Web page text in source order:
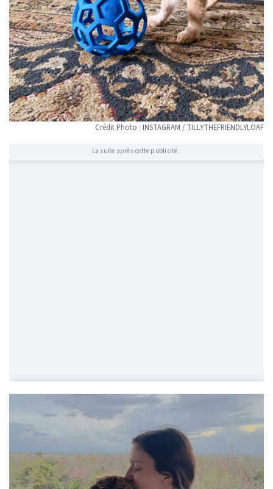
Crédit Photo : INSTAGRAM / TILLYTHEFRIENDLYLOAF
La suite après cette publicité